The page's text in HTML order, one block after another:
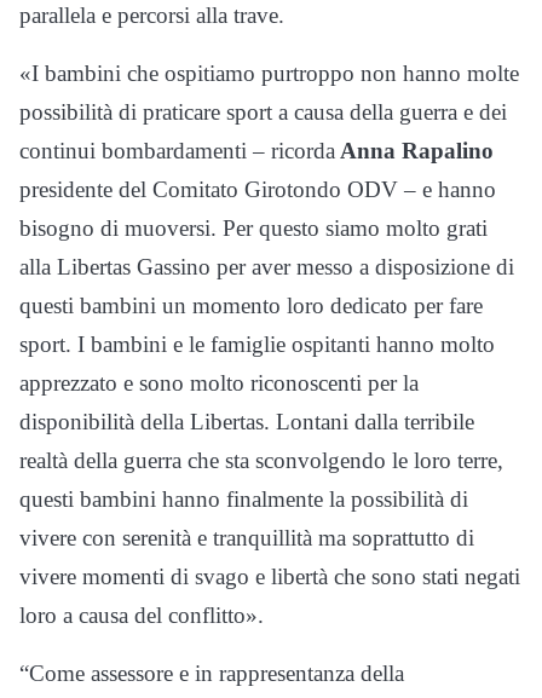
parallela e percorsi alla trave.
«I bambini che ospitiamo purtroppo non hanno molte
possibilità di praticare sport a causa della guerra e dei
continui bombardamenti – ricorda Anna Rapalino
presidente del Comitato Girotondo ODV – e hanno
bisogno di muoversi. Per questo siamo molto grati
alla Libertas Gassino per aver messo a disposizione di
questi bambini un momento loro dedicato per fare
sport. I bambini e le famiglie ospitanti hanno molto
apprezzato e sono molto riconoscenti per la
disponibilità della Libertas. Lontani dalla terribile
realtà della guerra che sta sconvolgendo le loro terre,
questi bambini hanno finalmente la possibilità di
vivere con serenità e tranquillità ma soprattutto di
vivere momenti di svago e libertà che sono stati negati
loro a causa del conflitto».
“Come assessore e in rappresentanza della